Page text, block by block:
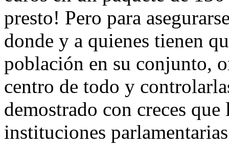
presto! Pero para
donde y a quienes tienen
población en su conjunto,
centro de todo y
demostrado con creces
instituciones